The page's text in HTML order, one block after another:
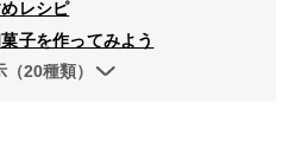
レシピ
子を作ってみよう
20種類）